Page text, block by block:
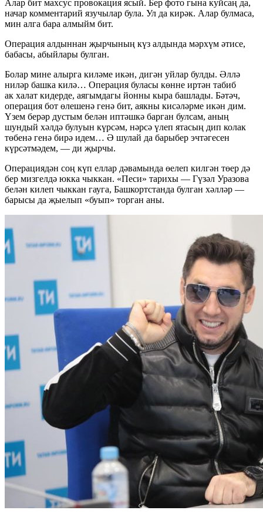
Алар бит махсус провокация ясый. Бер фото гына куйсаң да,
начар комментарий язучылар була. Ул да кирәк. Алар булмаса,
мин алга бара алмыйм бит.
Операция алдыннан җырчының күз алдында мәрхүм әтисе,
бабасы, абыйлары булган.
Болар мине алырга киләме икән, дигән уйлар булды. Әллә
ниләр башка килә… Операция буласы көнне иртән табиб
ак халат кидерде, аягымдагы йонны кыра башлады. Бәтәч,
операция бот өлешенә генә бит, аякны кисәләрме икән дим.
Үзем берәр дустым белән иптәшкә барган булсам, аның
шундый хәлдә булуын күрсәм, нәрсә үлеп ятасың дип колак
төбенә генә бирә идем… Ә шулай да барыбер эчтәгесен
күрсәтмәдем, — ди җырчы.
Операциядән соң күп еллар дәвамында өелеп килгән төер дә
бер мизгелдә юкка чыккан. «Песи» тарихы — Гүзәл Уразова
белән килеп чыккан гауга, Башкортстанда булган хәлләр —
барысы да җыелып «буып» торган аны.